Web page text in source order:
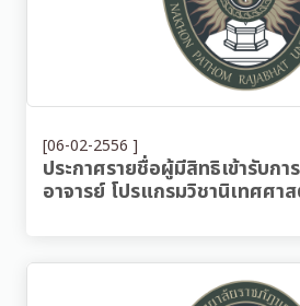
[06-02-2556 ]
ประกาศรายชื่อผู้มีสิทธิเข้ารับก
อาจารย์ โปรแกรมวิชานิเทศศา